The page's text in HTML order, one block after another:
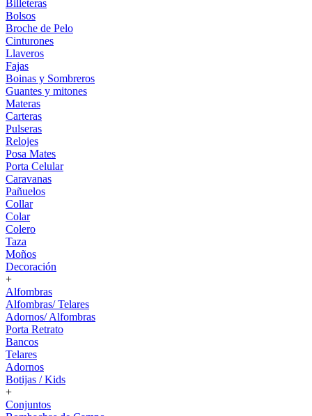
Billeteras
Bolsos
Broche de Pelo
Cinturones
Llaveros
Fajas
Boinas y Sombreros
Guantes y mitones
Materas
Carteras
Pulseras
Relojes
Posa Mates
Porta Celular
Caravanas
Pañuelos
Collar
Colar
Colero
Taza
Moños
Decoración
+
Alfombras
Alfombras/ Telares
Adornos/ Alfombras
Porta Retrato
Bancos
Telares
Adornos
Botijas / Kids
+
Conjuntos